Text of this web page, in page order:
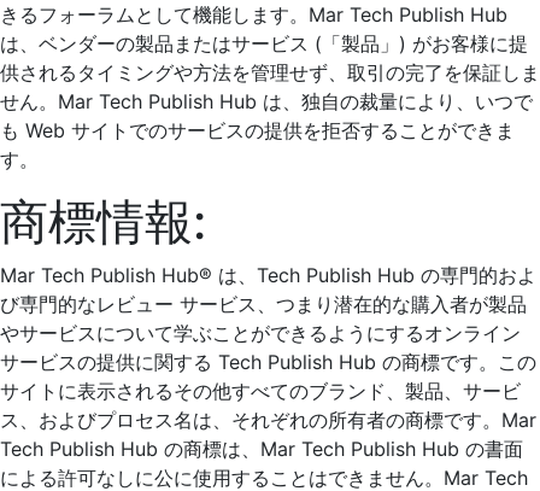
きるフォーラムとして機能します。Mar Tech Publish Hub
は、ベンダーの製品またはサービス (「製品」) がお客様に提
供されるタイミングや方法を管理せず、取引の完了を保証しま
せん。Mar Tech Publish Hub は、独自の裁量により、いつで
も Web サイトでのサービスの提供を拒否することができま
す。
商標情報:
Mar Tech Publish Hub® は、Tech Publish Hub の専門的およ
び専門的なレビュー サービス、つまり潜在的な購入者が製品
やサービスについて学ぶことができるようにするオンライン
サービスの提供に関する Tech Publish Hub の商標です。この
サイトに表示されるその他すべてのブランド、製品、サービ
ス、およびプロセス名は、それぞれの所有者の商標です。Mar
Tech Publish Hub の商標は、Mar Tech Publish Hub の書面
による許可なしに公に使用することはできません。Mar Tech